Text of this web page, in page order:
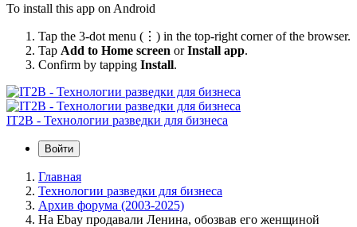
To install this app on Android
Tap the 3-dot menu (⋮) in the top-right corner of the browser.
Tap Add to Home screen orInstall app.
Confirm by tapping Install.
IT2B - Технологии разведки для бизнеса
Войти
Главная
Технологии разведки для бизнеса
Архив форума (2003-2025)
На Ebay продавали Ленина, обозвав его женщиной